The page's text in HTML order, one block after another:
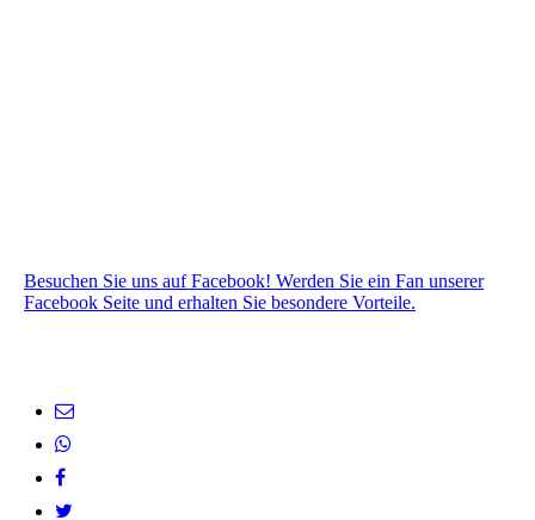
Besuchen Sie uns auf Facebook! Werden Sie ein Fan unserer
Facebook Seite und erhalten Sie besondere Vorteile.